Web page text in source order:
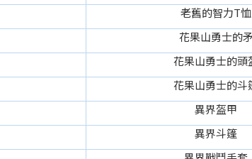
老舊的智力T恤
花果山勇士的矛
花果山勇士的頭
花果山勇士的斗
異界盔甲
異界斗篷